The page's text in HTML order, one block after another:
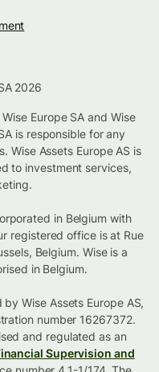
2026
Europe SA and Wise
is responsible for any
Wise Assets Europe AS is
to investment services,
in Belgium with
registered office is at Rue
Belgium. Wise is a
in Belgium.
Wise Assets Europe AS,
number 16267372.
and regulated as an
Supervision and